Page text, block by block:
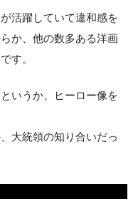
活躍していて違和感を
か、他の数多ある洋画
す。
いうか、ヒーロー像を
大統領の知り合いだっ